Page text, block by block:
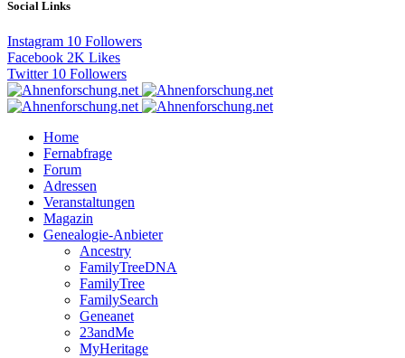
Social Links
Instagram 10 Followers
Facebook 2K Likes
Twitter 10 Followers
Home
Fernabfrage
Forum
Adressen
Veranstaltungen
Magazin
Genealogie-Anbieter
Ancestry
FamilyTreeDNA
FamilyTree
FamilySearch
Geneanet
23andMe
MyHeritage